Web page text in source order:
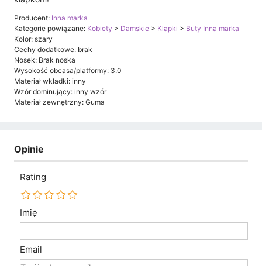
Producent: Inna marka
Kategorie powiązane: Kobiety > Damskie > Klapki > Buty Inna marka
Kolor: szary
Cechy dodatkowe: brak
Nosek: Brak noska
Wysokość obcasa/platformy: 3.0
Materiał wkładki: inny
Wzór dominujący: inny wzór
Materiał zewnętrzny: Guma
Opinie
Rating
Imię
Email